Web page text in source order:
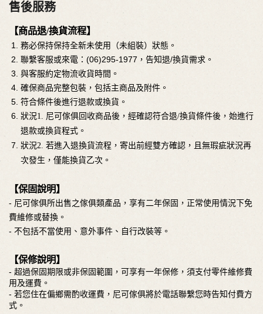
售後服務
【商品退/換貨流程】
務必保持保持全新未使用（未組裝）狀態。
聯繫客服或來電：(06)295-1977，告知退/換貨需求。
與客服約定物流收貨時間。
確保商品完整包裝，包括主商品及附件。
符合條件後進行退款或換貨。
狀況1. 尼可傢俱回收商品後，經確認符合退/換貨條件後，始進行
退款或換貨程式。
狀況2. 若進入退換貨流程，寄出前經雙方確認，且無瑕疵狀況再
次發生，僅能換貨乙次。
【保固說明】
- 尼可傢俱所出售之傢俱類產品，享有二年保固，正常使用情況下免
費維修或替換。
- 不包括不當使用、意外事件、自行改裝等。
【保修說明】
- 超過保固期限或非保固範圍，可享有一年保修，須支付零件維修費
用及運費。
- 若您住在偏鄉需酌收運費，尼可傢俱將於電話聯繫您時告知付費方
式。